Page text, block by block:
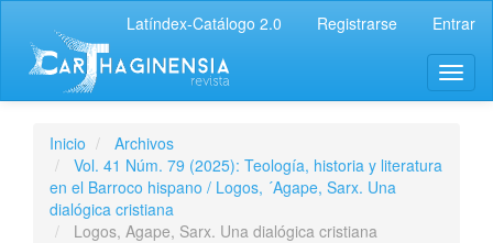
Latíndex-Catálogo 2.0 Registrarse Entrar
Inicio
Archivos
Vol. 41 Núm. 79 (2025): Teología, historia y literatura
en el Barroco hispano / Logos, ´Agape, Sarx. Una
dialógica cristiana
Logos, Agape, Sarx. Una dialógica cristiana